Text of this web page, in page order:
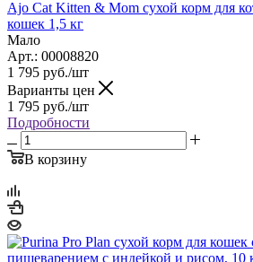
Ajo Cat Kitten & Mom сухой корм для
кошек 1,5 кг
Мало
Арт.: 00008820
1 795 руб./шт
Варианты цен
1 795 руб./шт
Подробности
В корзину